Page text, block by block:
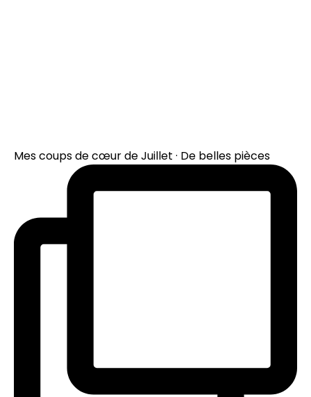
Mes coups de cœur de Juillet · De belles pièces